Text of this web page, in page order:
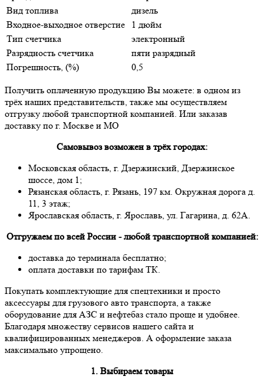
Вид топлива
дизель
Входное-выходное отверстие
1 дюйм
Тип счетчика
электронный
Разрядность счетчика
пяти разрядный
Погрешность, (%)
0,5
Получить оплаченную продукцию Вы можете: в одном из
трёх наших представительств, также мы осуществляем
отгрузку любой транспортной компанией. Или заказав
доставку по г. Москве и МО
Самовывоз возможен в трёх городах:
Московская область, г. Дзержинский, Дзержинское
шоссе, дом 1;
Рязанская область, г. Рязань, 197 км. Окружная дорога д.
11, 3 этаж;
Ярославская область, г. Ярославь, ул. Гагарина, д. 62А.
Отгружаем по всей России - любой транспортной компанией:
доставка до терминала бесплатно;
оплата доставки по тарифам ТК.
Покупать комплектующие для спецтехники и просто
аксессуары для грузового авто транспорта, а также
оборудование для АЗС и нефтебаз стало проще и удобнее.
Благодаря множеству сервисов нашего сайта и
квалифицированных менеджеров. А оформление заказа
максимально упрощено.
1. Выбираем товары